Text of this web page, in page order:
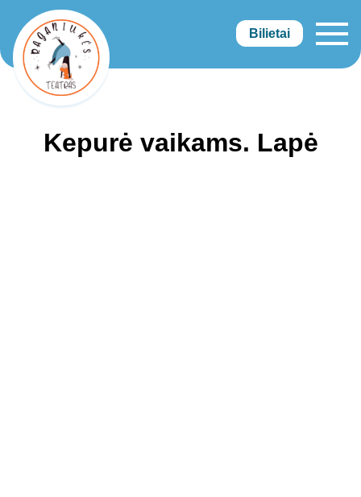
Raganiukės teatras
Bilietai
Kepurė vaikams. Lapė